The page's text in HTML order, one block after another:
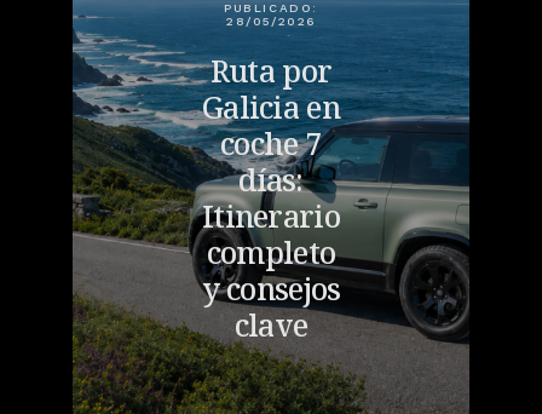
PUBLICADO:
28/05/2026
Ruta por
Galicia en
coche 7
días:
Itinerario
completo
y consejos
clave